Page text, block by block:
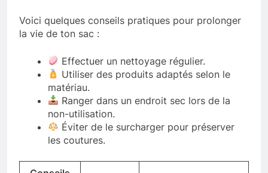
Voici quelques conseils pratiques pour prolonger
la vie de ton sac :
Effectuer un nettoyage régulier.
Utiliser des produits adaptés selon le
matériau.
Ranger dans un endroit sec lors de la
non-utilisation.
Éviter de le surcharger pour préserver
les coutures.